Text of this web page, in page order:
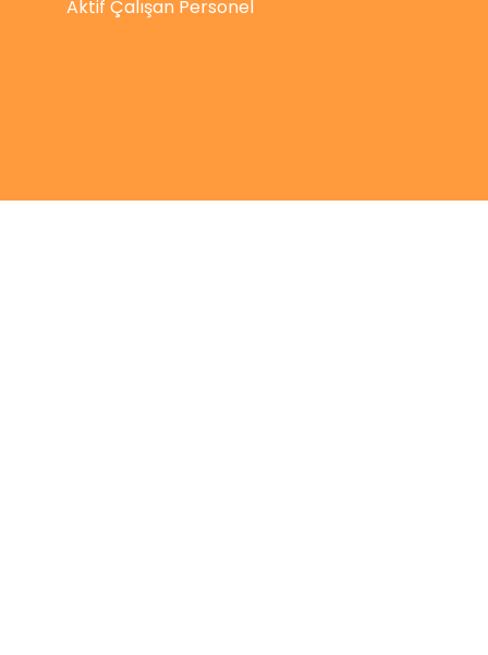
Aktif Çalışan Personel